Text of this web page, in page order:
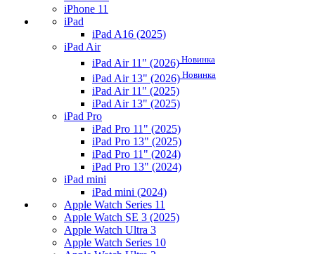
iPhone 11
iPad
iPad A16 (2025)
iPad Air
iPad Air 11" (2026) Новинка
iPad Air 13" (2026) Новинка
iPad Air 11" (2025)
iPad Air 13" (2025)
iPad Pro
iPad Pro 11" (2025)
iPad Pro 13" (2025)
iPad Pro 11" (2024)
iPad Pro 13" (2024)
iPad mini
iPad mini (2024)
Apple Watch Series 11
Apple Watch SE 3 (2025)
Apple Watch Ultra 3
Apple Watch Series 10